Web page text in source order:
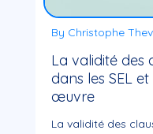
By Christophe
La validité des
dans les SEL
œuvre
La validité des